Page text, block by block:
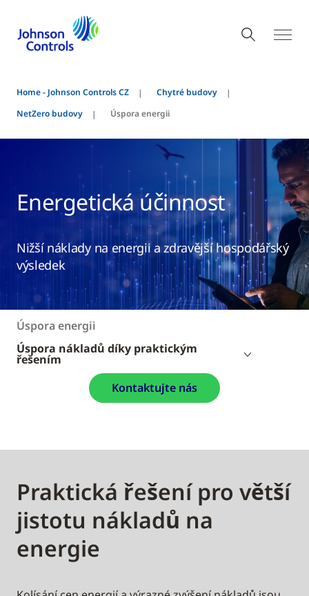
Home - Johnson Controls CZ
Chytré budovy
NetZero budovy
Úspora energii
Energetická účinnost
Nižší náklady na energii a zdravější hospodářský
výsledek
Úspora energii
Úspora nákladů díky praktickým
řešením
Kontaktujte nás
Praktická řešení pro větší
jistotu nákladů na
energie